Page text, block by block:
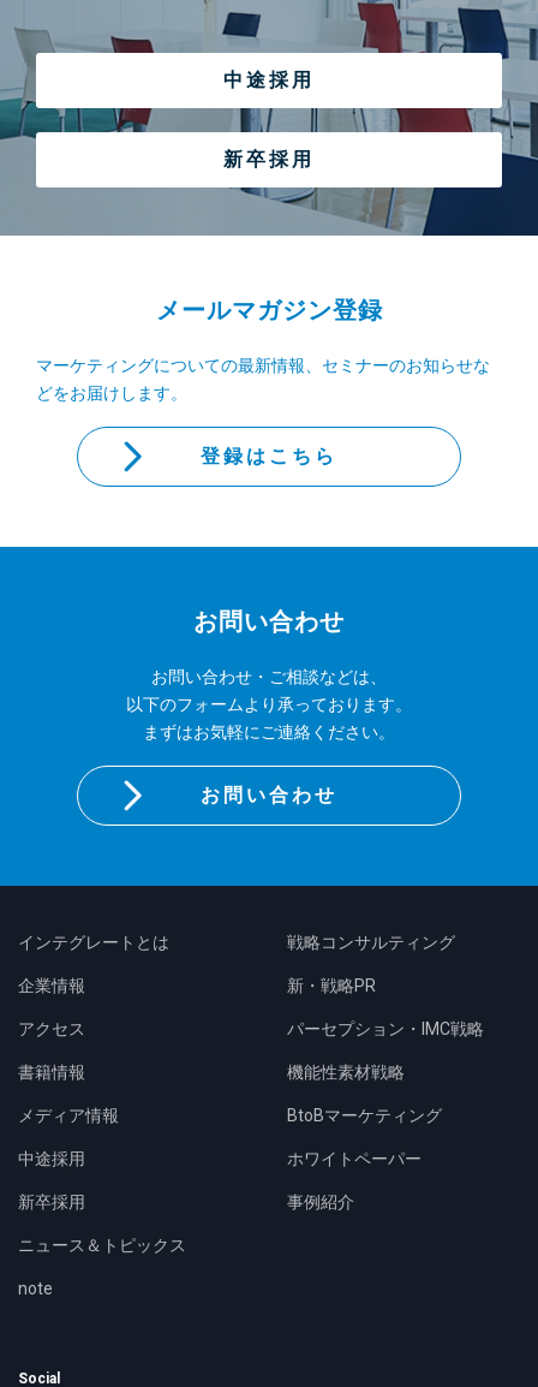
中途採用
新卒採用
メールマガジン登録
マーケティングについての最新情報、セミナーのお知らせな
どをお届けします。
登録はこちら
お問い合わせ
お問い合わせ・ご相談などは、
以下のフォームより承っております。
まずはお気軽にご連絡ください。
お問い合わせ
インテグレートとは
企業情報
アクセス
書籍情報
メディア情報
中途採用
新卒採用
ニュース＆トピックス
note
戦略コンサルティング
新・戦略PR
パーセプション・IMC戦略
機能性素材戦略
BtoBマーケティング
ホワイトペーパー
事例紹介
Social